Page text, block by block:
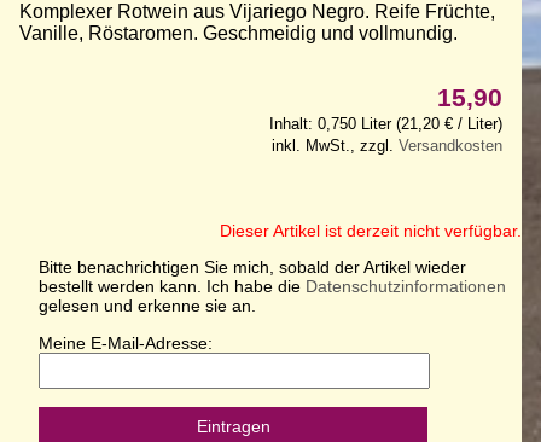
Komplexer Rotwein aus Vijariego Negro. Reife Früchte,
Vanille, Röstaromen. Geschmeidig und vollmundig.
15,90
Inhalt: 0,750 Liter (21,20 € / Liter)
inkl. MwSt., zzgl. Versandkosten
Dieser Artikel ist derzeit nicht verfügbar.
Bitte benachrichtigen Sie mich, sobald der Artikel wieder
bestellt werden kann. Ich habe die Datenschutzinformationen
gelesen und erkenne sie an.
Meine E-Mail-Adresse:
Eintragen